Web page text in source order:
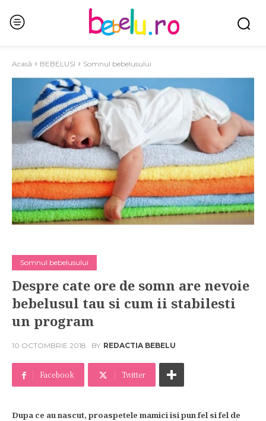
Acasă BEBELUSI Somnul bebelusului
Somnul bebelusului
Despre cate ore de somn are nevoie
bebelusul tau si cum ii stabilesti
un program
10 OCTOMBRIE 2018 BY REDACTIA BEBELU
Facebook Twitter
Dupa ce au nascut, proaspetele mamici isi pun fel si fel de